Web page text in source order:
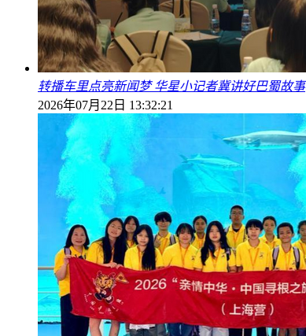
转播车里点亮新闻梦 华星小记者冀讲好巴蜀故事
2026年07月22日 13:32:21